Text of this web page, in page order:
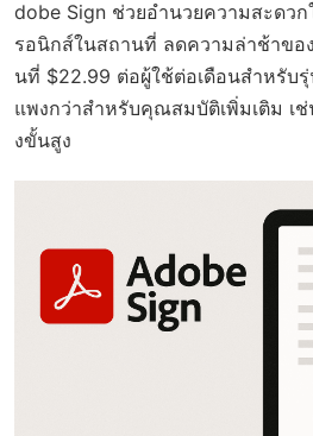
dobe Sign ช่วยอำนวยความสะดว
รอนิกส์ในสถานที่ ลดความล่าช้าขอ
นที่ $22.99 ต่อผู้ใช้ต่อเดือนสำหรับ
แพงกว่าสำหรับคุณสมบัติเพิ่มเติม เ
งขั้นสูง